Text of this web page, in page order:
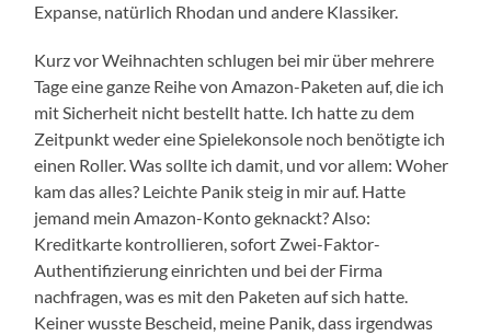
Expanse, natürlich Rhodan und andere Klassiker.
Kurz vor Weihnachten schlugen bei mir über mehrere
Tage eine ganze Reihe von Amazon-Paketen auf, die ich
mit Sicherheit nicht bestellt hatte. Ich hatte zu dem
Zeitpunkt weder eine Spielekonsole noch benötigte ich
einen Roller. Was sollte ich damit, und vor allem: Woher
kam das alles? Leichte Panik steig in mir auf. Hatte
jemand mein Amazon-Konto geknackt? Also:
Kreditkarte kontrollieren, sofort Zwei-Faktor-
Authentifizierung einrichten und bei der Firma
nachfragen, was es mit den Paketen auf sich hatte.
Keiner wusste Bescheid, meine Panik, dass irgendwas